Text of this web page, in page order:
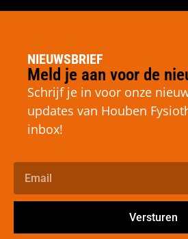
NIEUWSBRIEF
Meld je aan voor de
Schrijf je in voor onze
updates van Houben
inbox!
Versturen